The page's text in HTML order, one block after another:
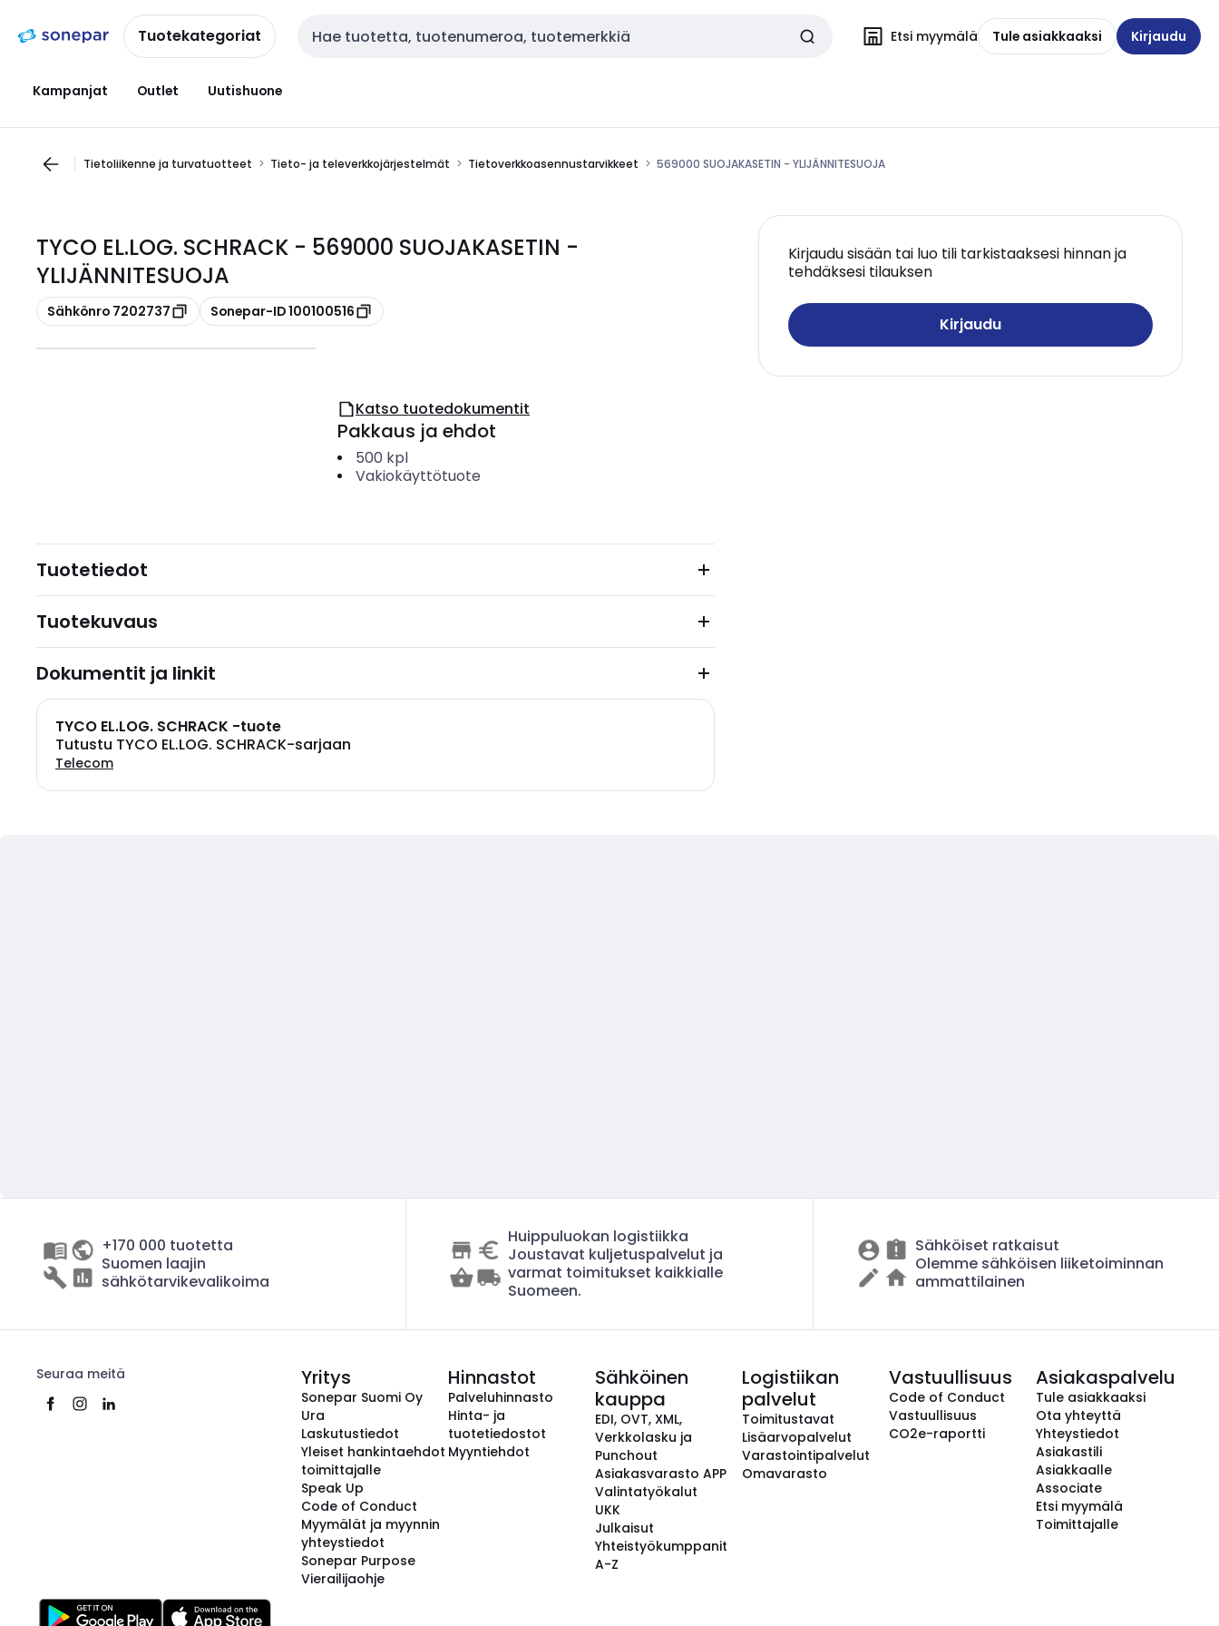
navigointiinsisältöönTuotekategoriat Haku Etsi myymälä Tule asiakkaaksi Kirjaudu
Kampanjat Outlet Uutishuone
Tietoliikenne ja turvatuotteet Tieto- ja televerkkojärjestelmät Tietoverkkoasennustarvikkeet 569000 SUOJAKASETIN - YLIJÄNNITESUOJA
TYCO EL.LOG. SCHRACK - 569000 SUOJAKASETIN -
YLIJÄNNITESUOJA
Kopioi
Sähkönro 7202737 Kopioi
Sonepar-ID 100100516
Kirjaudu sisään tai luo tili tarkistaaksesi hinnan ja
tehdäksesi tilauksen
Kirjaudu
Katso tuotedokumentit
Pakkaus ja ehdot
500 kpl
Vakiokäyttötuote
Tuotetiedot
Tuotekuvaus
Dokumentit ja linkit
TYCO EL.LOG. SCHRACK -tuote
Tutustu TYCO EL.LOG. SCHRACK-sarjaan
Telecom
+170 000 tuotetta
Suomen laajin
sähkötarvikevalikoima
Huippuluokan logistiikka
Joustavat kuljetuspalvelut ja
varmat toimitukset kaikkialle
Suomeen.
Sähköiset ratkaisut
Olemme sähköisen liiketoiminnan
ammattilainen
Seuraa meitä Yritys
Sonepar Suomi Oy
Ura
Laskutustiedot
Yleiset hankintaehdot
toimittajalle
Speak Up
Code of Conduct
Myymälät ja myynnin
yhteystiedot
Sonepar Purpose
Vierailijaohje
Hinnastot
Palveluhinnasto
Hinta- ja
tuotetiedostot
Myyntiehdot
Sähköinen
kauppa
EDI, OVT, XML,
Verkkolasku ja
Punchout
Asiakasvarasto APP
Valintatyökalut
UKK
Julkaisut
Yhteistyökumppanit
A-Z
Logistiikan
palvelut
Toimitustavat
Lisäarvopalvelut
Varastointipalvelut
Omavarasto
Vastuullisuus
Code of Conduct
Vastuullisuus
CO2e-raportti
Asiakaspalvelu
Tule asiakkaaksi
Ota yhteyttä
Yhteystiedot
Asiakastili
Asiakkaalle
Associate
Etsi myymälä
Toimittajalle